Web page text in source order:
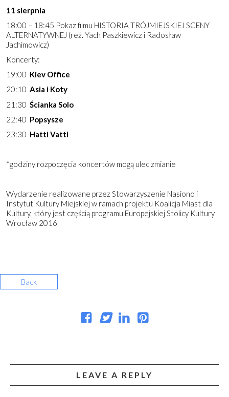
11 sierpnia
18:00 – 18:45 Pokaz filmu HISTORIA TRÓJMIEJSKIEJ SCENY
ALTERNATYWNEJ (reż. Yach Paszkiewicz i Radosław
Jachimowicz)
Koncerty:
19:00 Kiev Office
20:10 Asia i Koty
21:30 Ścianka Solo
22:40 Popsysze
23:30 Hatti Vatti
*godziny rozpoczęcia koncertów mogą ulec zmianie
Wydarzenie realizowane przez Stowarzyszenie Nasiono i
Instytut Kultury Miejskiej w ramach projektu Koalicja Miast dla
Kultury, który jest częścią programu Europejskiej Stolicy Kultury
Wrocław 2016
Back
LEAVE A REPLY